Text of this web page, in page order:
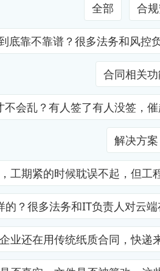
全部 合
靠不靠谱？很多法务和风
合同相关
会乱？有人签了有人没签
解决方案
期紧的时候耽误不起，
很多法务和IT负责人对
还在用传统纸质合同，快